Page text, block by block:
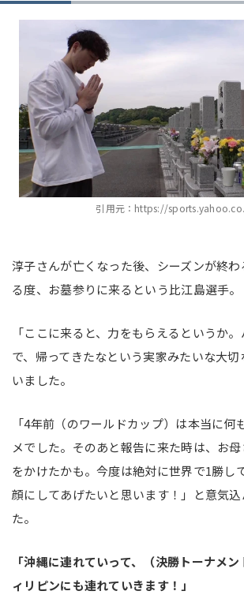
引用元：https://
淳子さんが亡くなった後、シーズンが終
る度、お墓参りに来るという比江島選手。
「ここに来ると、力をもらえるというか
で、帰ってきたなという実家みたいな大
いました。
「4年前（のワールドカップ）は本当に何
メでした。そのあと報告に来た時は、お
をかけたかも。今度は絶対に世界で1勝し
顔にしてあげたいと思います！」と意気
た。
「沖縄に連れていって、（決勝トーナメ
ィリピンにも連れていきます！」